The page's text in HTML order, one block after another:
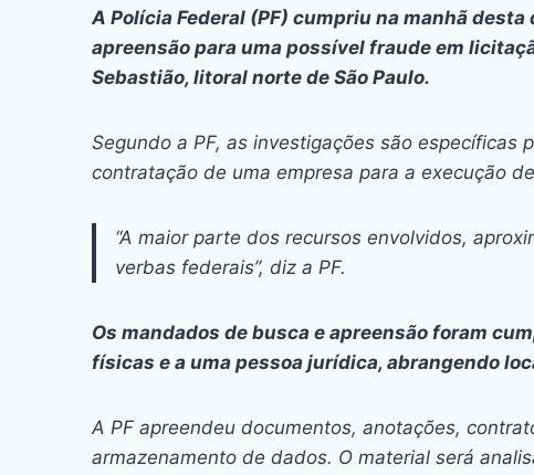
c
e
b
o
k
s
s
e
g
er
at
s
A
p
e
a
d
itt
er
er
e
st
k
e
ai
l
A Polícia Federal (PF) cumpriu na manhã
apreensão para uma possível fraude em
Sebastião, litoral norte de São Paulo.
Segundo a PF, as investigações são específicas
contratação de uma empresa para a execução
“A maior parte dos recursos envolvidos,
verbas federais”, diz a PF.
Os mandados de busca e apreensão foram
físicas e a uma pessoa jurídica, abrangendo
A PF apreendeu documentos, anotações,
armazenamento de dados. O material será